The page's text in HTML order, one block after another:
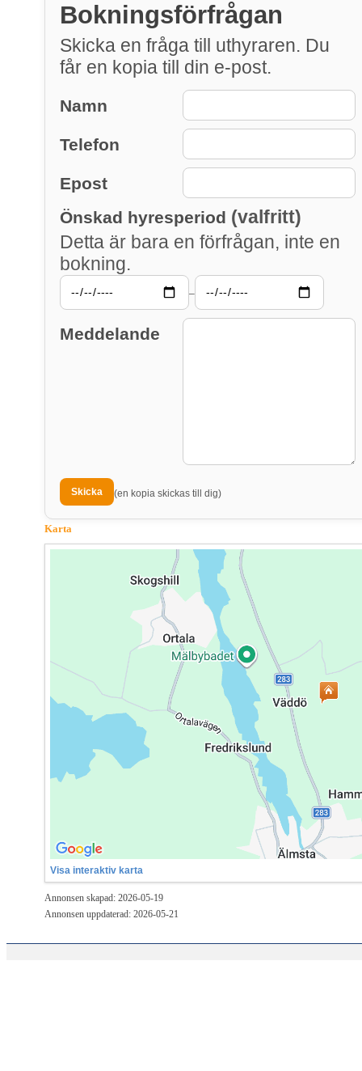
Bokningsförfrågan
Skicka en fråga till uthyraren. Du
får en kopia till din e-post.
Namn
Telefon
Epost
Önskad hyresperiod (valfritt)
Detta är bara en förfrågan, inte en
bokning.
–
Meddelande
(en kopia skickas till dig)
Karta
Visa interaktiv karta
Annonsen skapad: 2026-05-19
Annonsen uppdaterad: 2026-05-21